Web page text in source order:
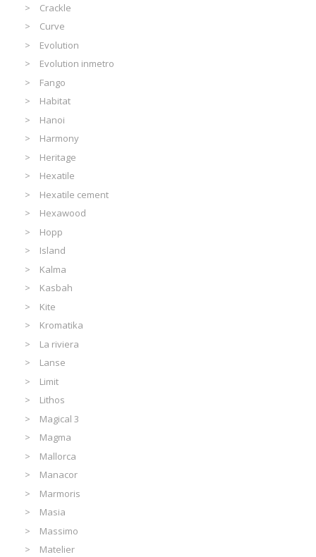
Crackle
Curve
Evolution
Evolution inmetro
Fango
Habitat
Hanoi
Harmony
Heritage
Hexatile
Hexatile cement
Hexawood
Hopp
Island
Kalma
Kasbah
Kite
Kromatika
La riviera
Lanse
Limit
Lithos
Magical 3
Magma
Mallorca
Manacor
Marmoris
Masia
Massimo
Matelier